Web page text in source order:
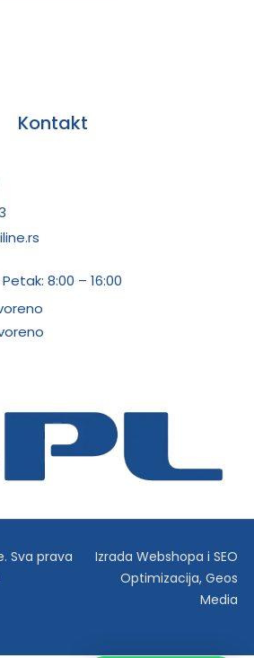
Kontakt
8:00 – 16:00
Sva prava
Izrada Webshopa iSEO
Optimizacija,Geos
Media